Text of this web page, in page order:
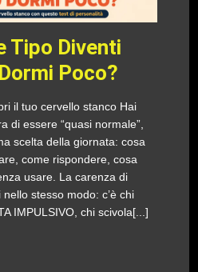
Tipo Diventi
Poco?
il tuo cervello stanco Hai
di essere “quasi normale”,
scelta della giornata: cosa
come rispondere, cosa
usare. La carenza di
stesso modo: c’è chi
IMPULSIVO, chi scivola[...]